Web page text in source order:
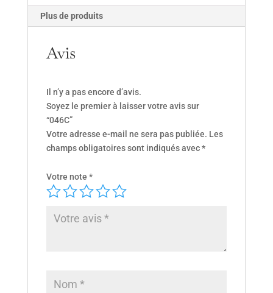
Plus de produits
Avis
Il n’y a pas encore d’avis.
Soyez le premier à laisser votre avis sur
“046C”
Votre adresse e-mail ne sera pas publiée. Les
champs obligatoires sont indiqués avec*
Votre note *